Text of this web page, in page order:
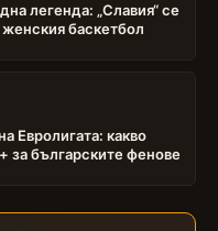
легенда: „Славия“ се
баскетбол
Евролигата: какво
за българските фенове